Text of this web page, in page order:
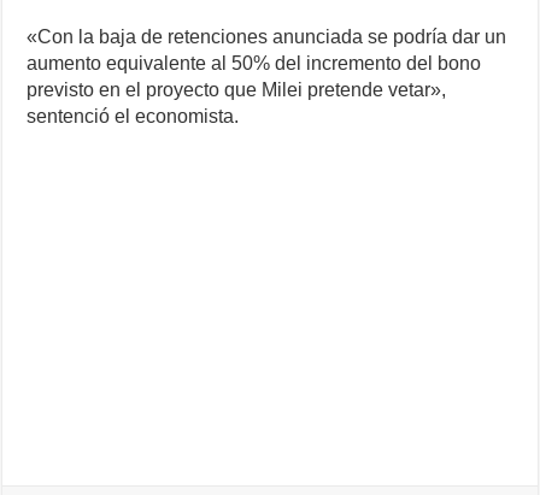
«Con la baja de retenciones anunciada se podría dar un
aumento equivalente al 50% del incremento del bono
previsto en el proyecto que Milei pretende vetar»,
sentenció el economista.